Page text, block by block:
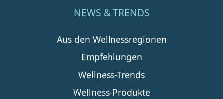
NEWS & TRENDS
Aus den Wellnessregionen
Empfehlungen
Wellness-Trends
Wellness-Produkte